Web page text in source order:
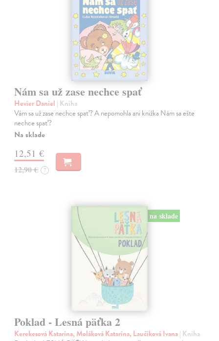
Nám sa už zase nechce spať
Hevier Daniel | Kniha
Vám sa už zase nechce spať? A nepomohla ani knižka Nám sa ešte
nechce spať?
Na sklade
12,51 €
12,90 € ?
na sklade
Poklad - Lesná päťka 2
Kerekesová Katarína, Moláková Katarína, Laučíková Ivana| Kniha